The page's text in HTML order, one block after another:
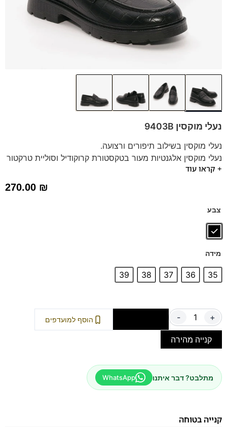
נעלי מוקסין 9403B
נעלי מוקסין בשילוב תיפורים ורצועה.
נעלי מוקסין אלגנטיות מעור בטקסטורת קרוקודיל וסוליית טרקטור
בשילוב עקב בגובה 2.5 ס"מ
+ קראו עוד
270.00 ₪
צבע
מידה
35
36
37
38
39
- + הוסף למועדפים
קנייה מהירה
מתלבט? דבר איתנו WhatsApp
קנייה בטוחה